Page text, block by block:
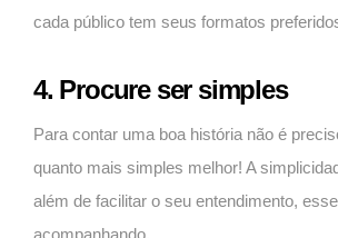
cada público tem seus formatos
4. Procure ser simples
Para contar uma boa história não é
quanto mais simples melhor! A
além de facilitar o seu entendimento,